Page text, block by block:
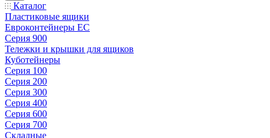
Каталог
Пластиковые ящики
Евроконтейнеры ЕС
Серия 900
Тележки и крышки для ящиков
Куботейнеры
Серия 100
Серия 200
Серия 300
Серия 400
Серия 600
Серия 700
Складные